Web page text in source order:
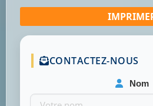
CONTACTEZ-NOUS
Nom